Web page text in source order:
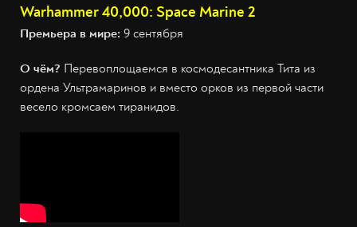
Warhammer 40,000: Space Marine 2
Премьера в мире: 9 сентября
О чём? Перевоплощаемся в космодесантника Тита из
ордена Ультрамаринов и вместо орков из первой части
весело кромсаем тиранидов.